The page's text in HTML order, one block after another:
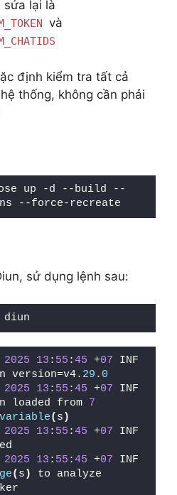
sửa lại là
và
định kiểm tra tất cả
thống, không cần phải
up -d --build --
--force-recreate
sử dụng lệnh sau:
diun
2025 13 : 55 :45 +07 INF
version=v4. 29 . 0
2025 13 : 55 :45 +07 INF
loaded from 7
variable( s )
2025 13 : 55 :45 +07 INF
2025 13 : 55 :45 +07 INF
( s )
to analyze